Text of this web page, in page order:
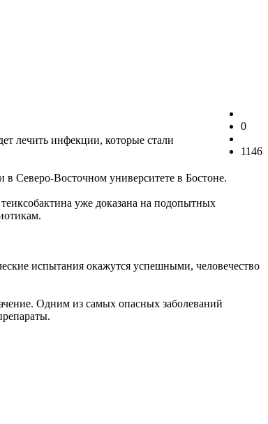
0
1146
лечить инфекции, которые стали
Северо-Восточном университете в Бостоне.
уже доказана на подопытных
испытания окажутся успешными, человечество
Одним из самых опасных заболеваний